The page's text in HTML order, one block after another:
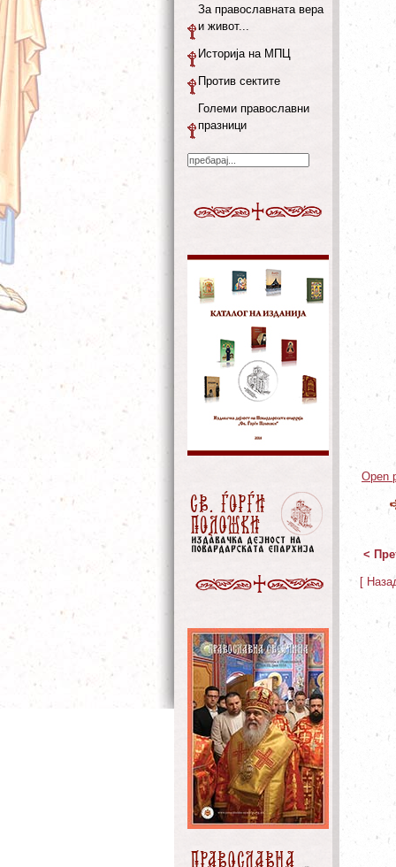
Open
<
[
За православната вера
и живот...
Историја на МПЦ
Против сектите
Големи православни
празници